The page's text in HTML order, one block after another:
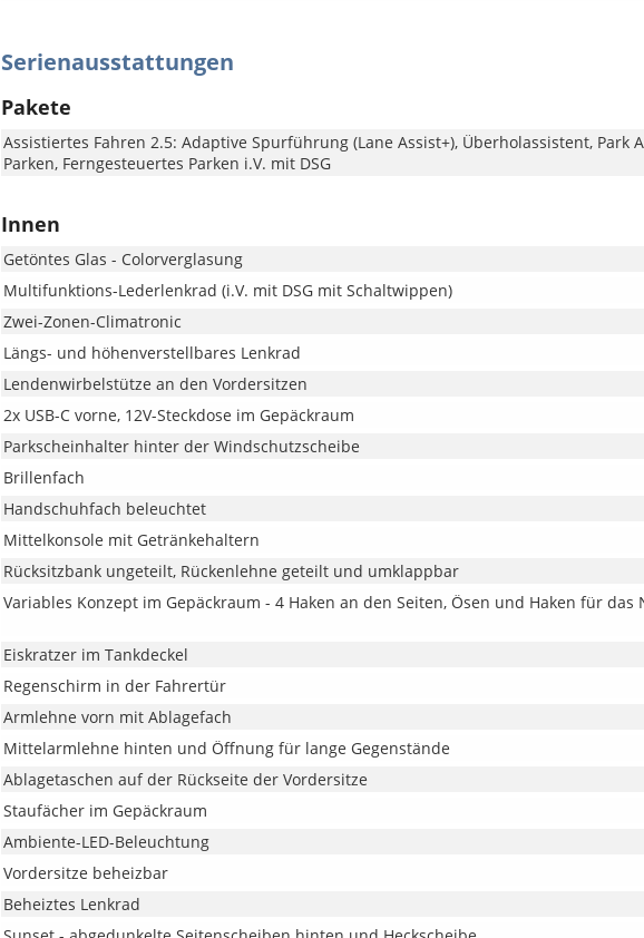
Serienausstattungen
Pakete
Assistiertes Fahren 2.5: Adaptive Spurführung (Lane Assist+), Überholassistent, Park
Parken, Ferngesteuertes Parken i.V. mit DSG
Innen
Getöntes Glas - Colorverglasung
Multifunktions-Lederlenkrad (i.V. mit DSG mit Schaltwippen)
Zwei-Zonen-Climatronic
Längs- und höhenverstellbares Lenkrad
Lendenwirbelstütze an den Vordersitzen
2x USB-C vorne, 12V-Steckdose im Gepäckraum
Parkscheinhalter hinter der Windschutzscheibe
Brillenfach
Handschuhfach beleuchtet
Mittelkonsole mit Getränkehaltern
Rücksitzbank ungeteilt, Rückenlehne geteilt und umklappbar
Variables Konzept im Gepäckraum - 4 Haken an den Seiten, Ösen und Haken für das
Eiskratzer im Tankdeckel
Regenschirm in der Fahrertür
Armlehne vorn mit Ablagefach
Mittelarmlehne hinten und Öffnung für lange Gegenstände
Ablagetaschen auf der Rückseite der Vordersitze
Staufächer im Gepäckraum
Ambiente-LED-Beleuchtung
Vordersitze beheizbar
Beheiztes Lenkrad